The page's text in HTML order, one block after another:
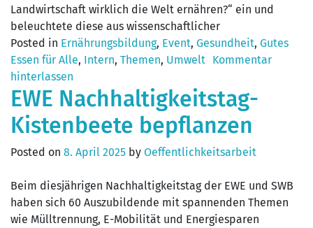
Landwirtschaft wirklich die Welt ernähren?“ ein und
beleuchtete diese aus wissenschaftlicher
Posted in Ernährungsbildung, Event, Gesundheit, Gutes
Essen für Alle, Intern, Themen, Umwelt Kommentar
hinterlassen
EWE Nachhaltigkeitstag-
Kistenbeete bepflanzen
Posted on 8. April 2025 by Oeffentlichkeitsarbeit
Beim diesjährigen Nachhaltigkeitstag der EWE und SWB
haben sich 60 Auszubildende mit spannenden Themen
wie Mülltrennung, E-Mobilität und Energiesparen